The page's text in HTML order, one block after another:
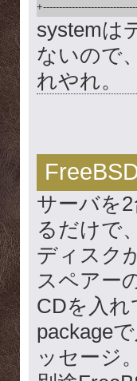
systemは
ないので
れやれ。
サーバを
るだけで
ディスク
スペアー
CDを入れ
package
ッセージ。